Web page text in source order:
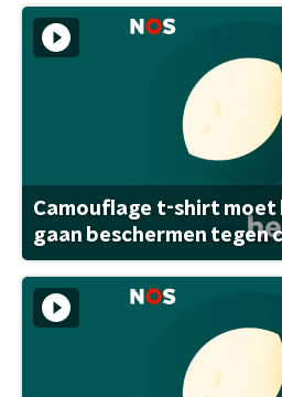
Camouflage t-shirt
gaan beschermen tegen